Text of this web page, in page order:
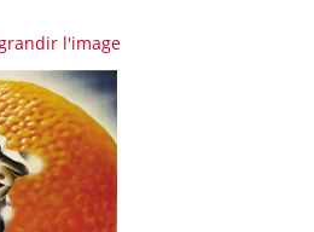
l'image